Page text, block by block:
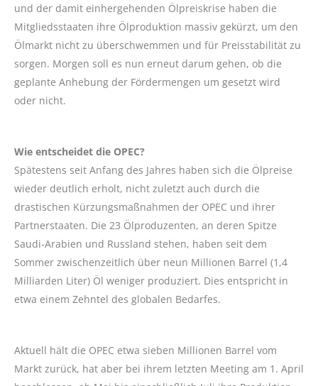
und der damit einhergehenden Ölpreiskrise haben die
Mitgliedsstaaten ihre Ölproduktion massiv gekürzt, um den
Ölmarkt nicht zu überschwemmen und für Preisstabilität zu
sorgen. Morgen soll es nun erneut darum gehen, ob die
geplante Anhebung der Fördermengen um gesetzt wird
oder nicht.
Wie entscheidet die OPEC?
Spätestens seit Anfang des Jahres haben sich die Ölpreise
wieder deutlich erholt, nicht zuletzt auch durch die
drastischen Kürzungsmaßnahmen der OPEC und ihrer
Partnerstaaten. Die 23 Ölproduzenten, an deren Spitze
Saudi-Arabien und Russland stehen, haben seit dem
Sommer zwischenzeitlich über neun Millionen Barrel (1,4
Milliarden Liter) Öl weniger produziert. Dies entspricht in
etwa einem Zehntel des globalen Bedarfes.
Aktuell hält die OPEC etwa sieben Millionen Barrel vom
Markt zurück, hat aber bei ihrem letzten Meeting am 1. April